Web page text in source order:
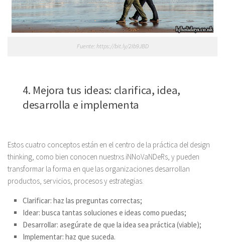
Fuente: https://bit.ly/2Ib9JBD
4. Mejora tus ideas: clarifica, idea,
desarrolla e implementa
Estos cuatro conceptos están en el centro de la práctica del design
thinking, como bien conocen nuestrxs iNNoVaNDeRs, y pueden
transformar la forma en que las organizaciones desarrollan
productos, servicios, procesos y estrategias.
Clarificar: haz las preguntas correctas;
Idear: busca tantas soluciones e ideas como puedas;
Desarrollar: asegúrate de que la idea sea práctica (viable);
Implementar: haz que suceda.